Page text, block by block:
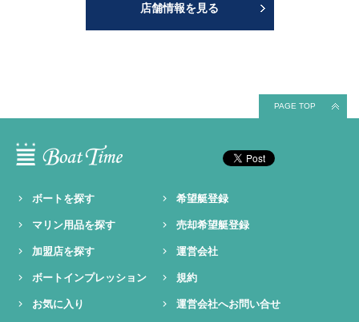
店舗情報を見る
PAGE TOP
ボートを探す
マリン用品を探す
加盟店を探す
ボートインプレッション
お気に入り
希望艇登録
売却希望艇登録
運営会社
規約
運営会社へお問い合せ